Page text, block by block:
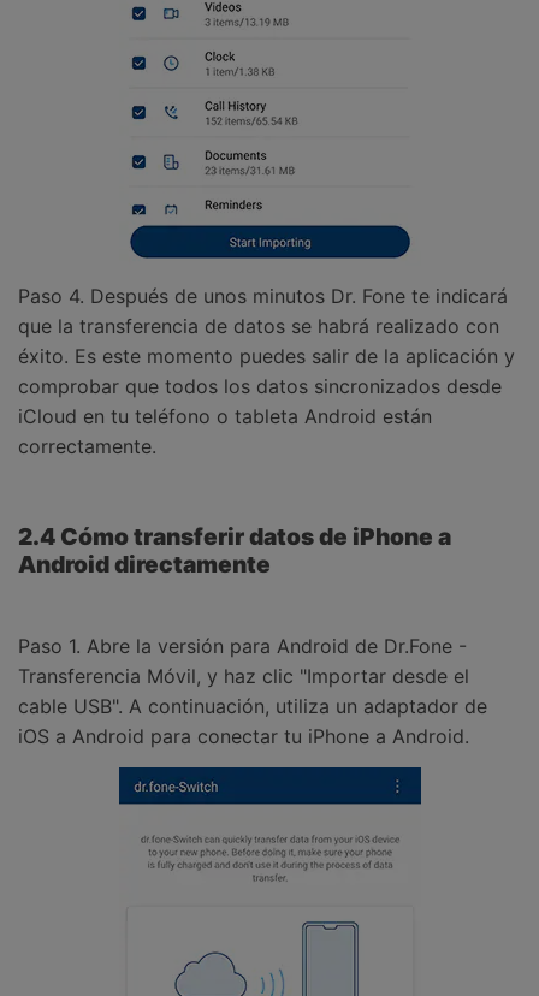
Paso 4. Después de unos minutos Dr. Fone te indicará
que la transferencia de datos se habrá realizado con
éxito. Es este momento puedes salir de la aplicación y
comprobar que todos los datos sincronizados desde
iCloud en tu teléfono o tableta Android están
correctamente.
2.4 Cómo transferir datos de iPhone a
Android directamente
Paso 1. Abre la versión para Android de Dr.Fone -
Transferencia Móvil, y haz clic "Importar desde el
cable USB". A continuación, utiliza un adaptador de
iOS a Android para conectar tu iPhone a Android.